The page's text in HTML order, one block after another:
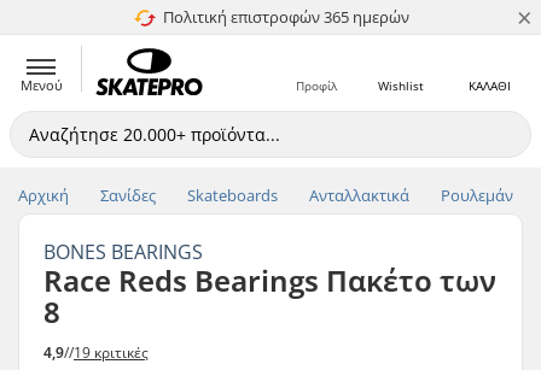
Πολιτική επιστροφών 365 ημερών
4.8 στα 5 ×
Μενού ΚΑΛΑΘΙ
Wishlist
Προφίλ
Αρχική Σανίδες Skateboards Ανταλλακτικά Ρουλεμάν
BONES BEARINGS
Race Reds Bearings Πακέτο των
8
4,9//19 κριτικές